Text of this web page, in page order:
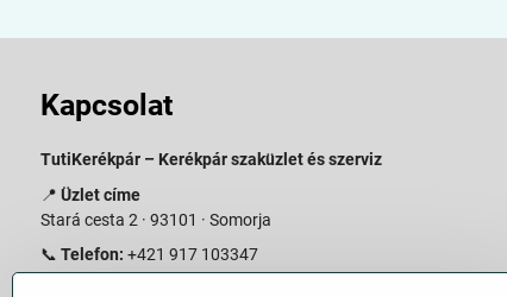
Kapcsolat
TutiKerékpár – Kerékpár szaküzlet és szerviz
📍 Üzlet címe
Stará cesta 2 · 93101 · Somorja
📞 Telefon: +421 917 103347